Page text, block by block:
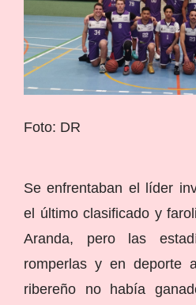
Foto: DR
Se enfrentaban el líder
el último clasificado y
Aranda, pero las
romperlas y en deporte
ribereño no había